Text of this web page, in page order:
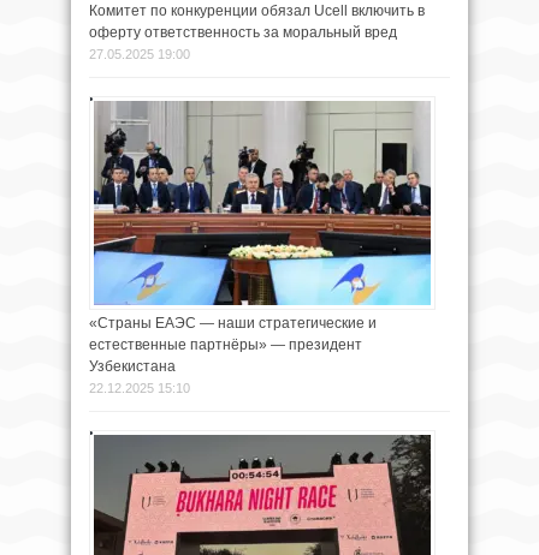
Комитет по конкуренции обязал Ucell включить в
оферту ответственность за моральный вред
27.05.2025 19:00
«Страны ЕАЭС — наши стратегические и
естественные партнёры» — президент
Узбекистана
22.12.2025 15:10